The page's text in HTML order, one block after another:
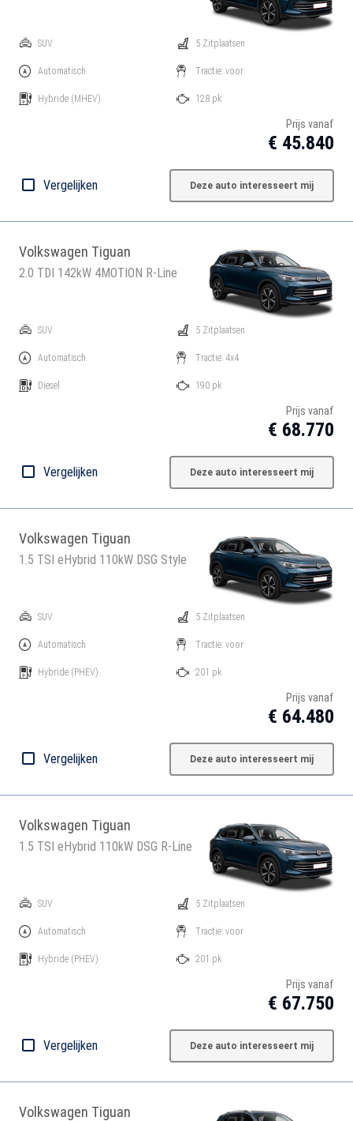
SUV
Automatisch
Hybride (MHEV)
5 Zitplaatsen
Tractie: voor
128 pk
Prijs vanaf
€ 45.840
Vergelijken Deze auto interesseert mij
Volkswagen Tiguan
2.0 TDI 142kW 4MOTION R-Line
SUV
Automatisch
Diesel
5 Zitplaatsen
Tractie: 4x4
190 pk
Prijs vanaf
€ 68.770
Vergelijken Deze auto interesseert mij
Volkswagen Tiguan
1.5 TSI eHybrid 110kW DSG Style
SUV
Automatisch
Hybride (PHEV)
5 Zitplaatsen
Tractie: voor
201 pk
Prijs vanaf
€ 64.480
Vergelijken Deze auto interesseert mij
Volkswagen Tiguan
1.5 TSI eHybrid 110kW DSG R-Line
SUV
Automatisch
Hybride (PHEV)
5 Zitplaatsen
Tractie: voor
201 pk
Prijs vanaf
€ 67.750
Vergelijken Deze auto interesseert mij
Volkswagen Tiguan